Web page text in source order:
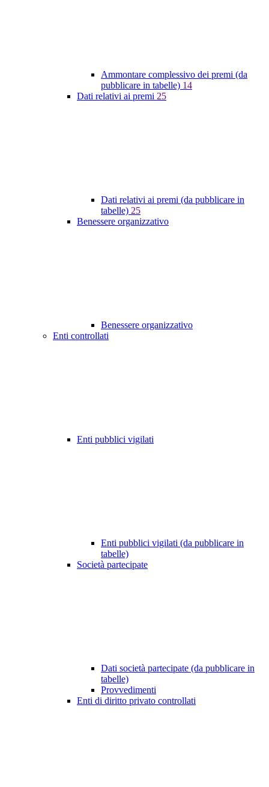
Ammontare complessivo dei premi (da
pubblicare in tabelle) 14
Dati relativi ai premi 25
Dati relativi ai premi (da pubblicare in
tabelle) 25
Benessere organizzativo
Benessere organizzativo
Enti controllati
Enti pubblici vigilati
Enti pubblici vigilati (da pubblicare in
tabelle)
Società partecipate
Dati società partecipate (da pubblicare in
tabelle)
Provvedimenti
Enti di diritto privato controllati